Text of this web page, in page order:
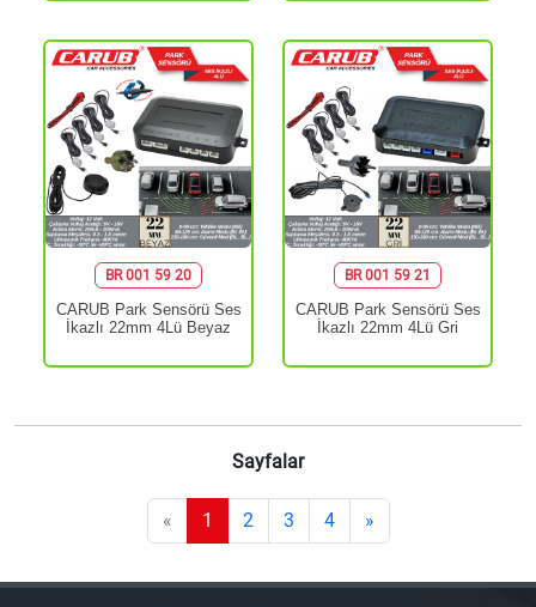
BR 001 59 20
CARUB Park Sensörü Ses
İkazlı 22mm 4Lü Beyaz
BR 001 59 21
CARUB Park Sensörü Ses
İkazlı 22mm 4Lü Gri
Sayfalar
« 1 2 3 4 »